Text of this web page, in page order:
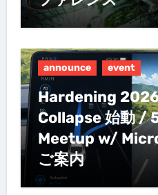
announce event
Hardening
Collapse 始動 /
Meetup w/
ご案内